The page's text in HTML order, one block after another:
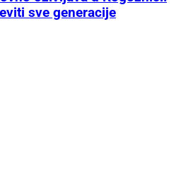
sve generacije